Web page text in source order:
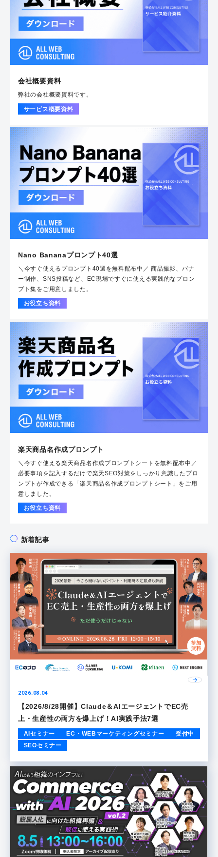
会社概要資料
弊社の会社概要資料です。
サービス概要資料
Nano Bananaプロンプト40選
＼今すぐ使えるプロンプト40選を無料配布中／ 商品撮影、バナ
ー制作、SNS投稿など、EC現場ですぐに使える実践的なプロン
プト集をご用意しました。
お役立ち資料
楽天商品名作成プロンプト
＼今すぐ使える楽天商品名作成プロンプトシートを無料配布中／
必要事項を記入するだけで楽天SEO対策をしっかり意識したプロ
ンプトが作成できる「楽天商品名作成プロンプトシート」をご用
意しました。
お役立ち資料
新着記事
2026.08.04
【2026/8/28開催】Claude＆AIエージェントでEC売
上・生産性の両方を爆上げ！AI実践手法7選
AIセミナー EC・WEBマーケティングセミナー
受付中
SEOセミナー